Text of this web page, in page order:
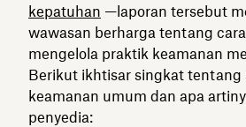
kepatuhan —laporan tersebut
wawasan berharga tentang
mengelola praktik keamanan
Berikut ikhtisar singkat tentang
keamanan umum dan apa
penyedia: